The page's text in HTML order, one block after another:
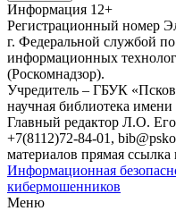
Информация 12+
Регистрационный номер
г. Федеральной службой по
информационных
(Роскомнадзор).
Учредитель – ГБУК
научная библиотека
Главный редактор Л.О.
+7(8112)72-84-01,
материалов прямая ссылка
Информационная
кибермошенников
Меню